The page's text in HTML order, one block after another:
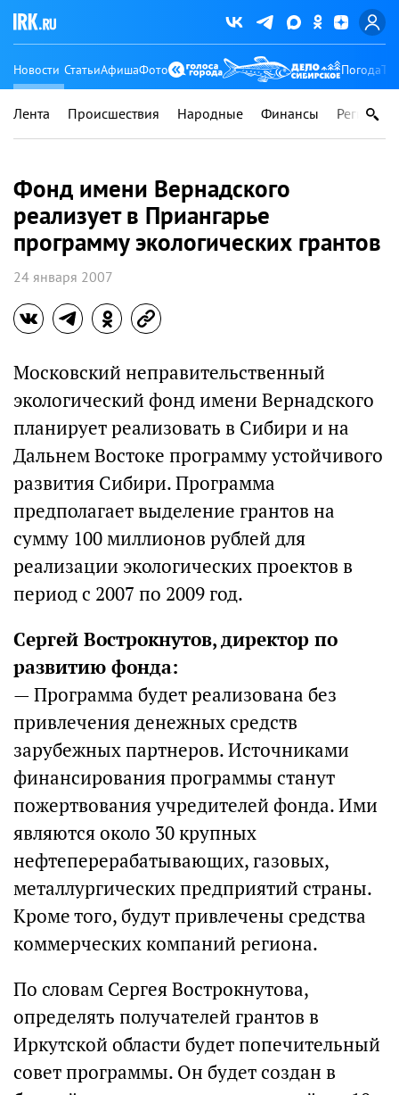
Новости СтатьиАфишаФото Погода
Лента Происшествия Народные Финансы Регионы
Фонд имени Вернадского
реализует в Приангарье
программу экологических грантов
24 января 2007
Московский неправительственный
экологический фонд имени Вернадского
планирует реализовать в Сибири и на
Дальнем Востоке программу устойчивого
развития Сибири. Программа
предполагает выделение грантов на
сумму 100 миллионов рублей для
реализации экологических проектов в
период с 2007 по 2009 год.
Сергей Вострокнутов, директор по
развитию фонда:
— Программа будет реализована без
привлечения денежных средств
зарубежных партнеров. Источниками
финансирования программы станут
пожертвования учредителей фонда. Ими
являются около 30 крупных
нефтеперерабатывающих, газовых,
металлургических предприятий страны.
Кроме того, будут привлечены средства
коммерческих компаний региона.
По словам Сергея Вострокнутова,
определять получателей грантов в
Иркутской области будет попечительный
совет программы. Он будет создан в